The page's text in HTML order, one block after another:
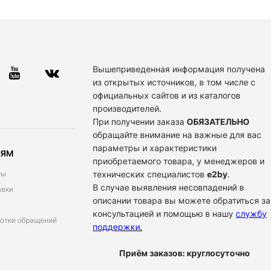
обращений
Вышеприведенная информация получена
из открытых источников, в том числе с
официальных сайтов и из каталогов
производителей.
При получении заказа ОБЯЗАТЕЛЬНО
обращайте внимание на важные для вас
параметры и характеристики
приобретаемого товара, у менеджеров и
технических специалистов e2by.
В случае выявления несовпадений в
описании товара вы можете обратиться за
консультацией и помощью в нашу службу
поддержки.
Приём заказов: круглосуточно